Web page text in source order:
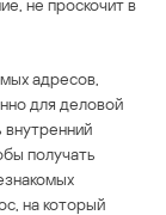
адресов,
для деловой
получать
на который